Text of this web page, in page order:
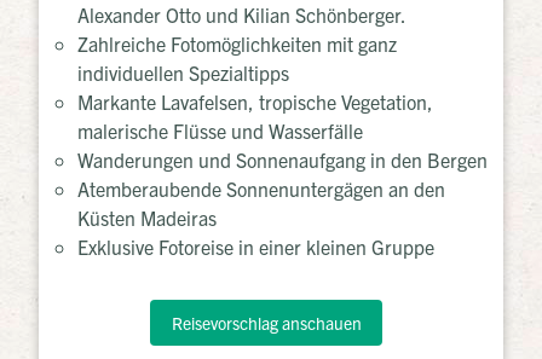
Alexander Otto und Kilian Schönberger.
Zahlreiche Fotomöglichkeiten mit ganz
individuellen Spezialtipps
Markante Lavafelsen, tropische Vegetation,
malerische Flüsse und Wasserfälle
Wanderungen und Sonnenaufgang in den Bergen
Atemberaubende Sonnenuntergägen an den
Küsten Madeiras
Exklusive Fotoreise in einer kleinen Gruppe
Reisevorschlag anschauen